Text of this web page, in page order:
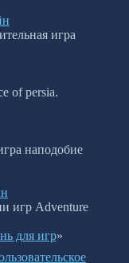
игра
of persia.
наподобие
игр Adventure
для игр»